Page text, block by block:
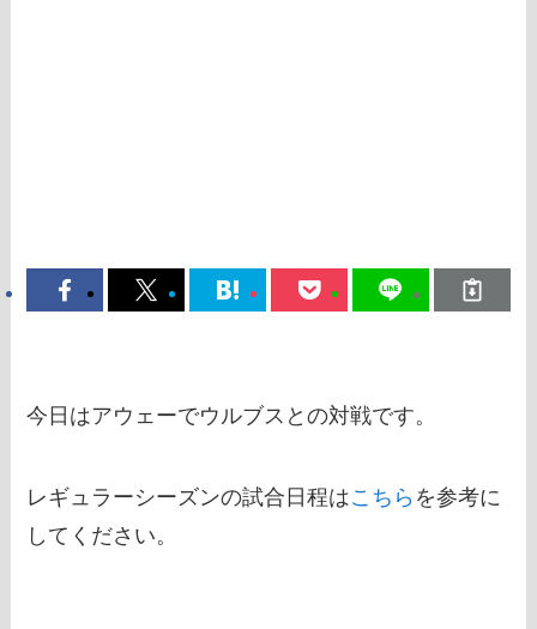
今日はアウェーでウルブスとの対戦です。
レギュラーシーズンの試合日程はこちら を参考に
してください。